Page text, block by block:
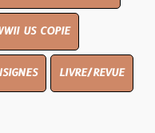
US COPIE
LIVRE/REVUE